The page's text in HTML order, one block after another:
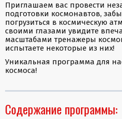
Приглашаем вас провести
подготовки космонавтов,
погрузиться в космическую
своими глазами увидите
масштабами тренажеры
испытаете некоторые из них!
Уникальная программа для
космоса!
Содержание программы: